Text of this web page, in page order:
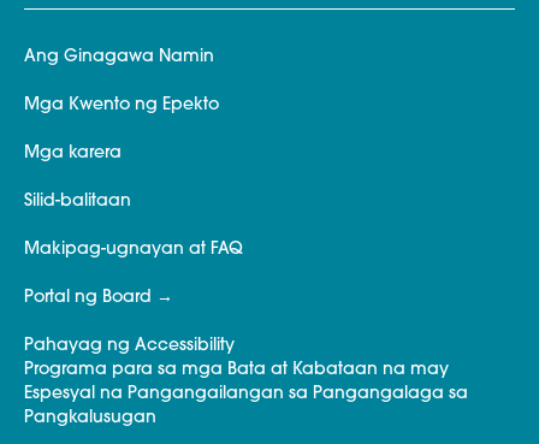
Ang Ginagawa Namin
Mga Kwento ng Epekto
Mga karera
Silid-balitaan
Makipag-ugnayan at FAQ
Portal ng Board
Pahayag ng Accessibility
Programa para sa mga Bata at Kabataan na may
Espesyal na Pangangailangan sa Pangangalaga sa
Pangkalusugan